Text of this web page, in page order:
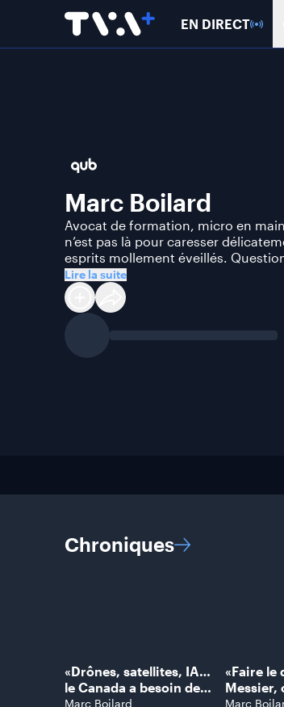
EN DIRECT
Marc Boilard
Avocat de formation, micro en
n’est pas là pour caresser
esprits mollement éveillés.
Lire la suite
Chroniques
«Drônes, satellites, IA…
le Canada a besoin de
bâtir l'armée du futur»,
Marc Boilard
«Faire le
Messier,
deuil
Marc